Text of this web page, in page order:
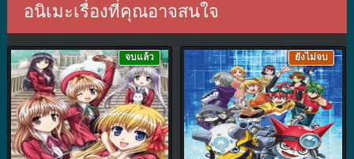
อนิเมะเรื่องที่คุณอาจสนใจ
จบแล้ว ยังไม่จบ